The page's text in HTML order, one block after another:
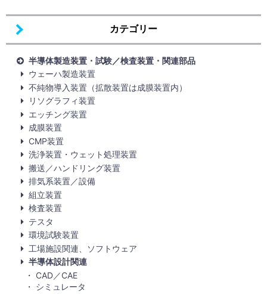
カテゴリー
半導体製造装置・試験／検査装置・関連部品
ウェーハ製造装置
不純物導入装置（拡散装置は成膜装置内）
リソグラフィ装置
エッチング装置
成膜装置
CMP装置
洗浄装置・ウェット処理装置
搬送／ハンドリング装置
排気系装置／設備
組立装置
検査装置
テスタ
環境試験装置
工場施設関連、ソフトウェア
半導体設計関連
CAD／CAE
シミュレータ